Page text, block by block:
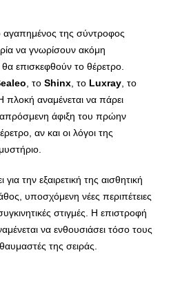
αγαπημένος της σύντροφος
να γνωρίσουν ακόμη
επισκεφθούν το θέρετρο.
, το Shinx , το Luxray , το
Η πλοκή αναμένεται να πάρει
άφιξη του πρώην
αν και οι λόγοι της
για την εξαιρετική της αισθητική
υποσχόμενη νέες περιπέτειες
στιγμές. Η επιστροφή
να ενθουσιάσει τόσο τους
της σειράς.